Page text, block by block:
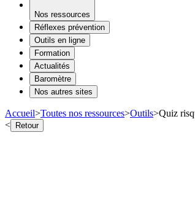
Nos ressources
Réflexes prévention
Outils en ligne
Formation
Actualités
Baromètre
Nos autres sites
Accueil>Toutes nos ressources>Outils>Quiz
< Retour